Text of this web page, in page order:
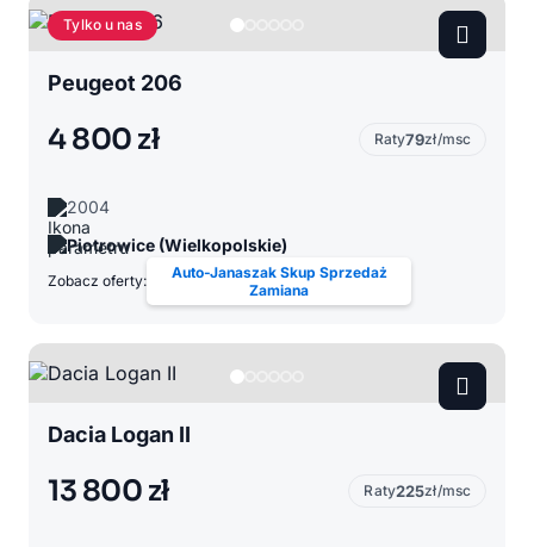
Tylko u nas
Peugeot 206
4 800 zł Raty79zł/msc
2004
Piotrowice (Wielkopolskie)
Zobacz oferty:
Auto-Janaszak Skup Sprzedaż
Zamiana
Dacia Logan II
13 800 zł Raty225zł/msc